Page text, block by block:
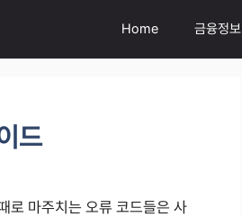
Home 금융정보
드
로 마주치는 오류 코드들은 사